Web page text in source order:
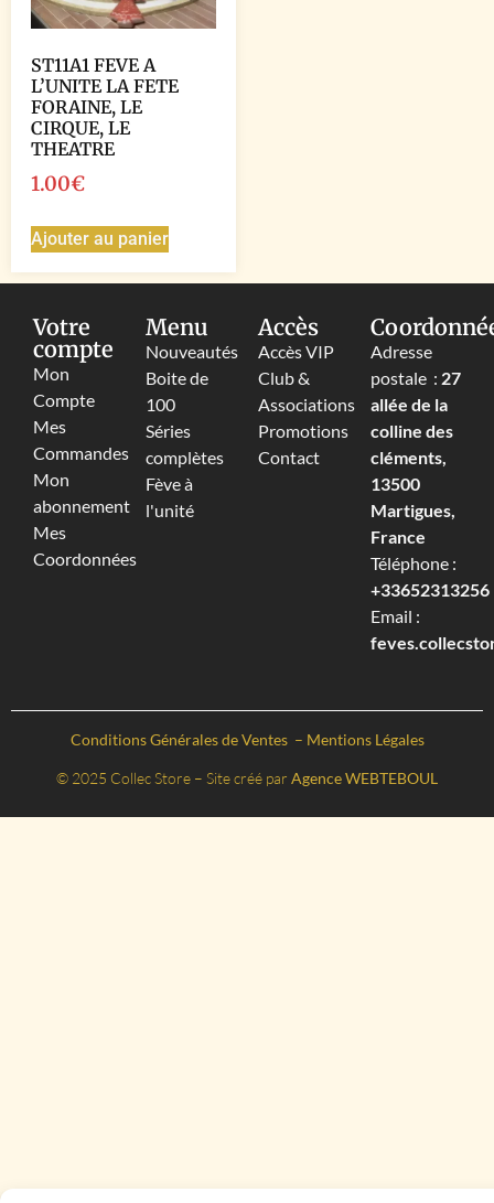
ST11A1 FEVE A
L’UNITE LA FETE
FORAINE, LE
CIRQUE, LE
THEATRE
1.00€
Ajouter au panier
Votre
compte
Mon
Compte
Mes
Commandes
Mon
abonnement
Mes
Coordonnées
Menu
Nouveautés
Boite de
100
Séries
complètes
Fève à
l'unité
Accès
Accès VIP
Club &
Associations
Promotions
Contact
Adresse
postale : 27
allée de la
colline des
cléments,
13500
Martigues,
France
Téléphone :
+33652313256‬
Email :
Conditions Générales de Ventes – Mentions Légales
© 2025 Collec Store – Site créé par Agence WEBTEBOUL